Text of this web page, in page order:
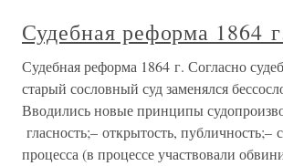
Судебная реформа 1864
Судебная реформа 1864 г. Согласно
старый сословный суд заменялся
Вводились новые принципы
гласность;– открытость, публичность;–
процесса (в процессе участвовали